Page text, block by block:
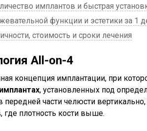
имплантов и быстрая
функции и эстетики за 1
стоимость и сроки лечения
All-on-4
концепция имплантации, при
, установленных под
передней части челюсти
где плотность кости выше.